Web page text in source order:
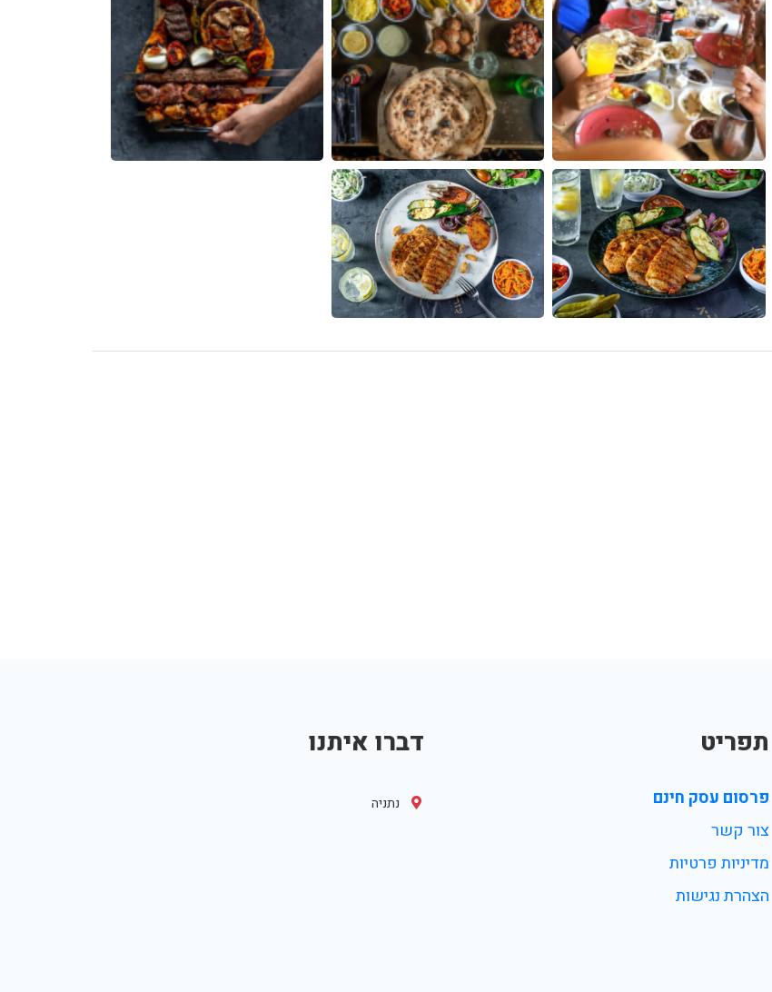
תפריט
פרסום עסק חינם
צור קשר
מדיניות פרטיות
הצהרת נגישות
דברו איתנו
נתניה